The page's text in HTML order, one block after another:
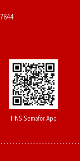
HNS Semafor App